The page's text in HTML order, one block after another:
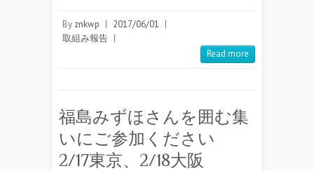
By znkwp | 2017/06/01 |
取組み報告 |
Read more
福島みずほさんを囲む集
いにご参加ください
2/17東京、2/18大阪